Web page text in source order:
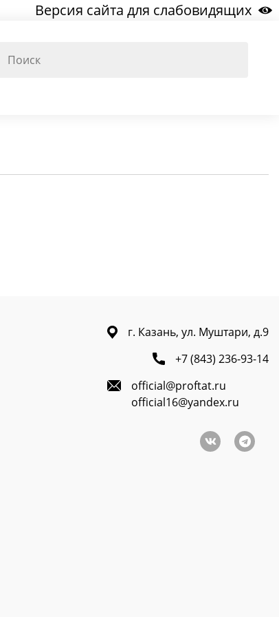
Версия сайта для слабовидящих
г. Казань, ул. Муштари, д.9
+7 (843) 236-93-14
official@proftat.ru
official16@yandex.ru